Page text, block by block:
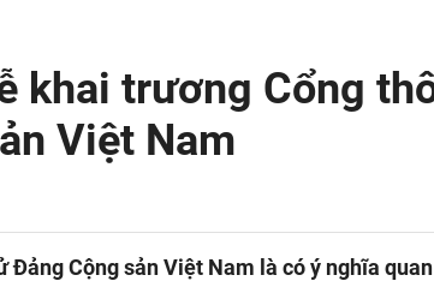
khai trương Cổng
Việt Nam
Đảng Cộng sản Việt Nam là có ý nghĩa